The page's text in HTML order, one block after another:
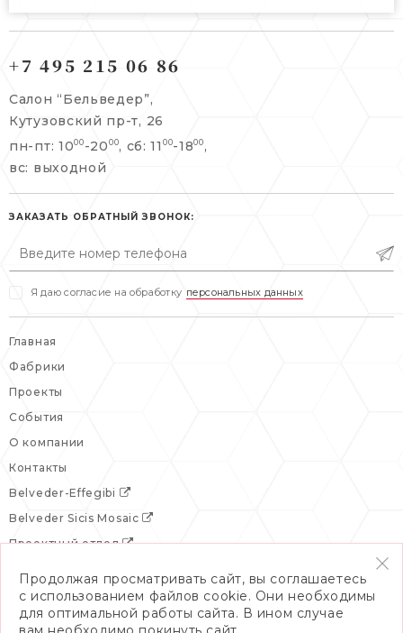
info@belveder-e.ru
пн-пт: 10:00-20:00
сб, вс: выходной
Берсеневский переулок, 3/10с7
+7 495 477 45 43
info@belveder-e.ru
пн-пт: 10:00-19:00
сб: выходной
+7 495 215 06 86
Салон “Бельведер”,
Кутузовский пр-т, 26
пн-пт: 1000 -20 00, сб: 11 00-1800 ,
вс: выходной
ЗАКАЗАТЬ ОБРАТНЫЙ ЗВОНОК:
Я даю согласие на обработку персональных данных
Главная
Фабрики
Проекты
События
О компании
Контакты
Belveder-Effegibi
Belveder Sicis Mosaic
Проектный отдел
Продолжая просматривать сайт, вы соглашаетесь
с использованием файлов cookie. Они необходимы
для оптимальной работы сайта. В ином случае